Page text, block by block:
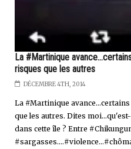
La #Martinique
risques que les autres
DÉCEMBRE 4TH, 2014
La #Martinique
que les autres. Dites
dans cette île ? Entre